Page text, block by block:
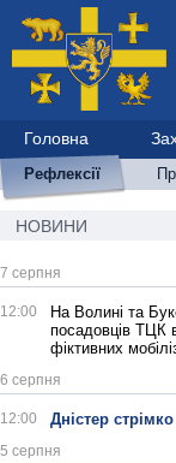
Головна
Рефлексії
НОВИНИ
7 серпня
12:00
На Волині та
посадовців ТЦК
фіктивних
6 серпня
12:00 Дністер стрімко
5 серпня